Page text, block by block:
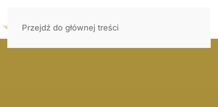
Przejdź do głównej treści